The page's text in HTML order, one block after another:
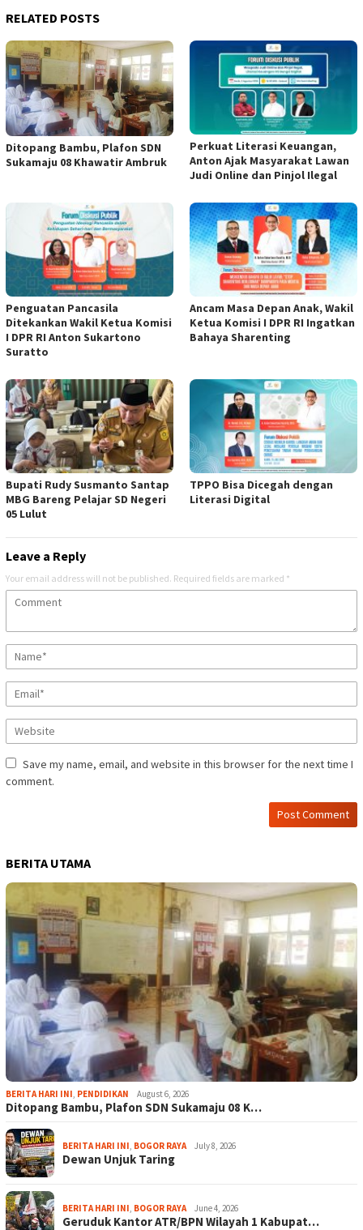
RELATED POSTS
Ditopang Bambu, Plafon SDN
Sukamaju 08 Khawatir Ambruk
Perkuat Literasi Keuangan,
Anton Ajak Masyarakat Lawan
Judi Online dan Pinjol Ilegal
Penguatan Pancasila
Ditekankan Wakil Ketua Komisi
I DPR RI Anton Sukartono
Suratto
Ancam Masa Depan Anak, Wakil
Ketua Komisi I DPR RI Ingatkan
Bahaya Sharenting
Bupati Rudy Susmanto Santap
MBG Bareng Pelajar SD Negeri
05 Lulut
TPPO Bisa Dicegah dengan
Literasi Digital
Leave a Reply
Your email address will not be published. Required fields are marked *
Save my name, email, and website in this browser for the next time I
comment.
BERITA UTAMA
BERITA HARI INI, PENDIDIKAN August 6, 2026
Ditopang Bambu, Plafon SDN Sukamaju 08 K…
BERITA HARI INI, BOGOR RAYA July 8, 2026
Dewan Unjuk Taring
BERITA HARI INI, BOGOR RAYA June 4, 2026
Geruduk Kantor ATR/BPN Wilayah 1 Kabupat…